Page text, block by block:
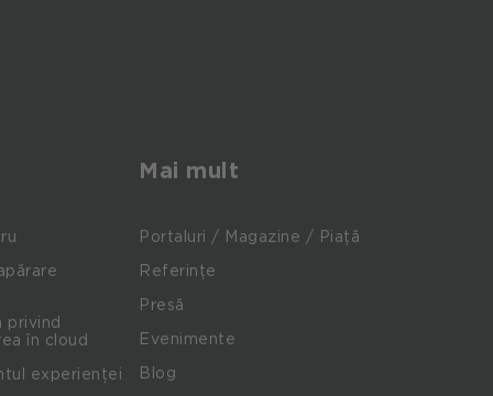
privind
în cloud
experienței
Mai mult
Portaluri / Magazine / Piață
Referințe
Presă
Evenimente
Blog